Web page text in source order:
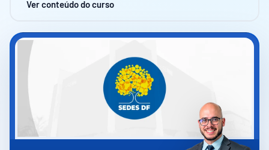
Ver conteúdo do curso